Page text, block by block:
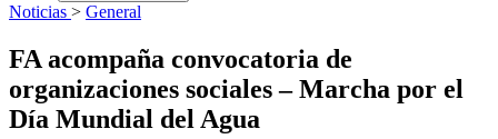
Noticias > General
FA acompaña convocatoria de
organizaciones sociales – Marcha por el
Día Mundial del Agua